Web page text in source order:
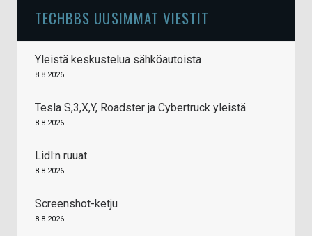
TECHBBS UUSIMMAT VIESTIT
Yleistä keskustelua sähköautoista
8.8.2026
Tesla S,3,X,Y, Roadster ja Cybertruck yleistä
8.8.2026
Lidl:n ruuat
8.8.2026
Screenshot-ketju
8.8.2026